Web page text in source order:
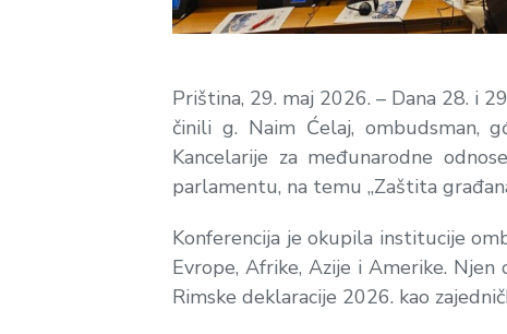
Priština, 29. maj 2026. – Dana 28. i
činili g. Naim Ćelaj, ombudsman,
Kancelarije za međunarodne
parlamentu, na temu „Zaštita
Konferencija je okupila institucije
Evrope, Afrike, Azije i Amerike.
Rimske deklaracije 2026. kao